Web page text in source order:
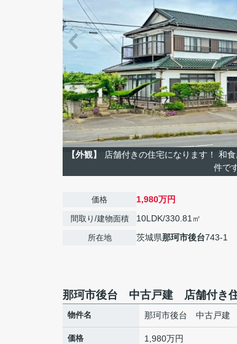
【外観】
店舗付きの住宅になります！ 和
件で
価格 1,980万円
間取り/建物面積 10LDK/330.81㎡
所在地 茨城県那珂市後台743-1
那珂市後台 中古戸建 店舗付き
物件名 那珂市後台 中古戸建
価格 1,980万円